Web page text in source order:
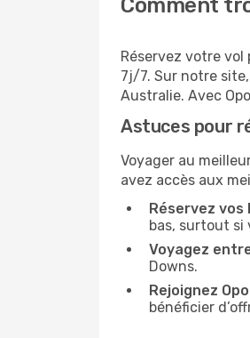
Comment
Réservez votre
7j/7. Sur notre
Australie. Avec
Astuces pour
Voyager au
avez accès aux
Réservez
bas, surtout si
Voyagez
Downs.
Rejoignez
bénéficier